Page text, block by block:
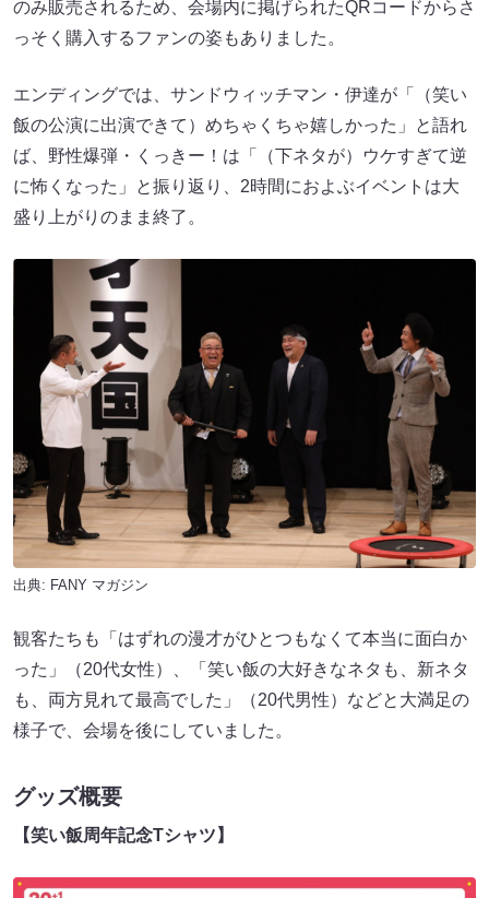
のみ販売されるため、会場内に掲げられたQRコードからさ
っそく購入するファンの姿もありました。
エンディングでは、サンドウィッチマン・伊達が「（笑い
飯の公演に出演できて）めちゃくちゃ嬉しかった」と語れ
ば、野性爆弾・くっきー！は「（下ネタが）ウケすぎて逆
に怖くなった」と振り返り、2時間におよぶイベントは大
盛り上がりのまま終了。
出典: FANY マガジン
観客たちも「はずれの漫才がひとつもなくて本当に面白か
った」（20代女性）、「笑い飯の大好きなネタも、新ネタ
も、両方見れて最高でした」（20代男性）などと大満足の
様子で、会場を後にしていました。
グッズ概要
【笑い飯周年記念Tシャツ】